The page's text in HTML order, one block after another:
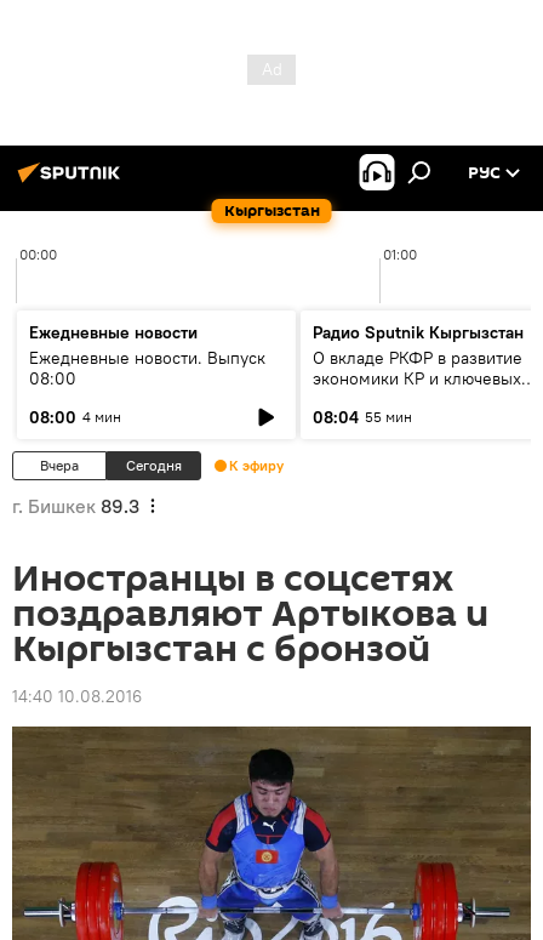
Кыргызстан
РУС
00:00 01:00
Ежедневные новости
Ежедневные новости. Выпуск
08:00
08:00 4 мин
Радио Sputnik Кыргызстан
О вкладе РКФР в развитие
экономики КР и ключевых
08:04 55 мин
Вчера Сегодня К эфиру
г. Бишкек 89.3
Иностранцы в соцсетях
поздравляют Артыкова и
Кыргызстан с бронзой
14:40 10.08.2016